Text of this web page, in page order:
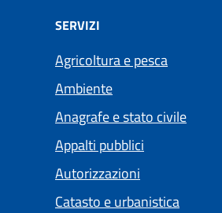
SERVIZI
Agricoltura e pesca
Ambiente
Anagrafe e stato civile
Appalti pubblici
Autorizzazioni
Catasto e urbanistica